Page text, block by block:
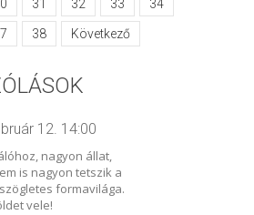
31 32 33 34
38 Következő
12. 14:00
nagyon állat,
is nagyon tetszik a
formavilága.
vele!